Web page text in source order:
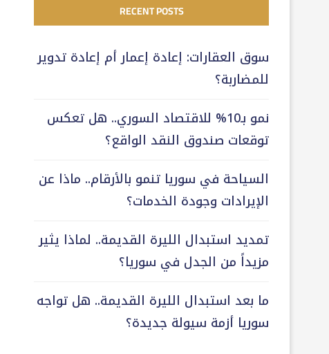
RECENT POSTS
سوق العقارات: إعادة إعمار أم إعادة تدوير
للمضاربة؟
نمو بـ10% للاقتصاد السوري.. هل تعكس
توقعات صندوق النقد الواقع؟
السياحة في سوريا تنمو بالأرقام.. ماذا عن
الإيرادات وجودة الخدمات؟
تمديد استبدال الليرة القديمة.. لماذا يثير
مزيداً من الجدل في سوريا؟
ما بعد استبدال الليرة القديمة.. هل تواجه
سوريا أزمة سيولة جديدة؟